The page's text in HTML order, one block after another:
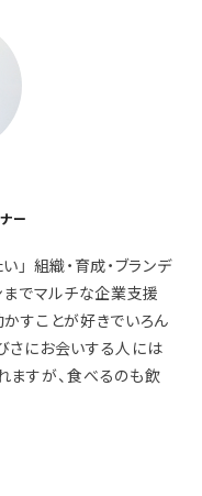
ー
」 組織・育成・ブランデ
までマルチな企業支援
すことが好きでいろん
さにお会いする人には
ますが、食べるのも飲